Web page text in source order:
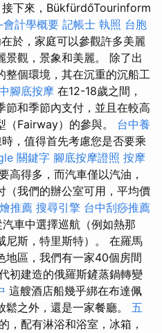
接下來，BükfürdőTourinform
計學概要 記帳士 執照 台胞
於，家庭可以參觀許多美麗
景觀，景象和美麗。 除了出
整個環境，其在沉重的沉船工
腳底按摩 在12-18歲之間，
節和季節內支付，並且在較高
（Fairway）的參與。 台中養
，值得首先考慮您是否要乘
關鍵字 腳底按摩證照 按摩
高得多，而汽車僅以汽油，
（我們的辦公室可用，平均價
推薦 搜尋引擎 台中刮痧推薦
車中選擇巡航（例如熱那
尼斯，特里斯特）。 在羅馬
地區，我們有一家40個房間
初建造的俄羅斯鏟蒸鍋轉變
這艘酒店船幾乎綁在布達佩
之外，還是一家餐廳。 五
，配有淋浴和浴室，冰箱，